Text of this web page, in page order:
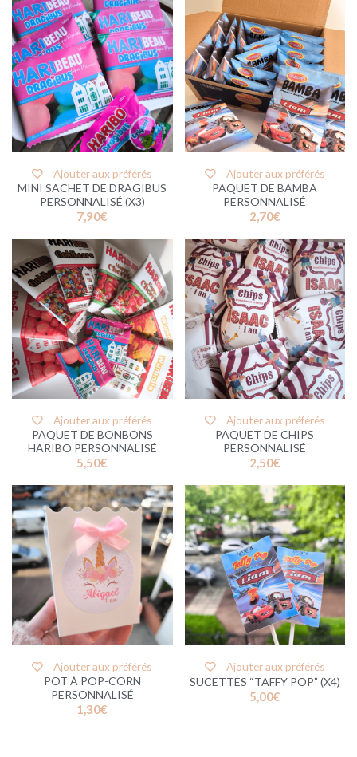
Ajouter aux préférés
MINI SACHET DE DRAGIBUS
PERSONNALISÉ (X3)
7,90€
Ajouter aux préférés
PAQUET DE BAMBA
PERSONNALISÉ
2,70€
Ajouter aux préférés
PAQUET DE BONBONS
HARIBO PERSONNALISÉ
5,50€
Ajouter aux préférés
PAQUET DE CHIPS
PERSONNALISÉ
2,50€
Ajouter aux préférés
POT À POP-CORN
PERSONNALISÉ
1,30€
Ajouter aux préférés
SUCETTES “TAFFY POP” (X4)
5,00€